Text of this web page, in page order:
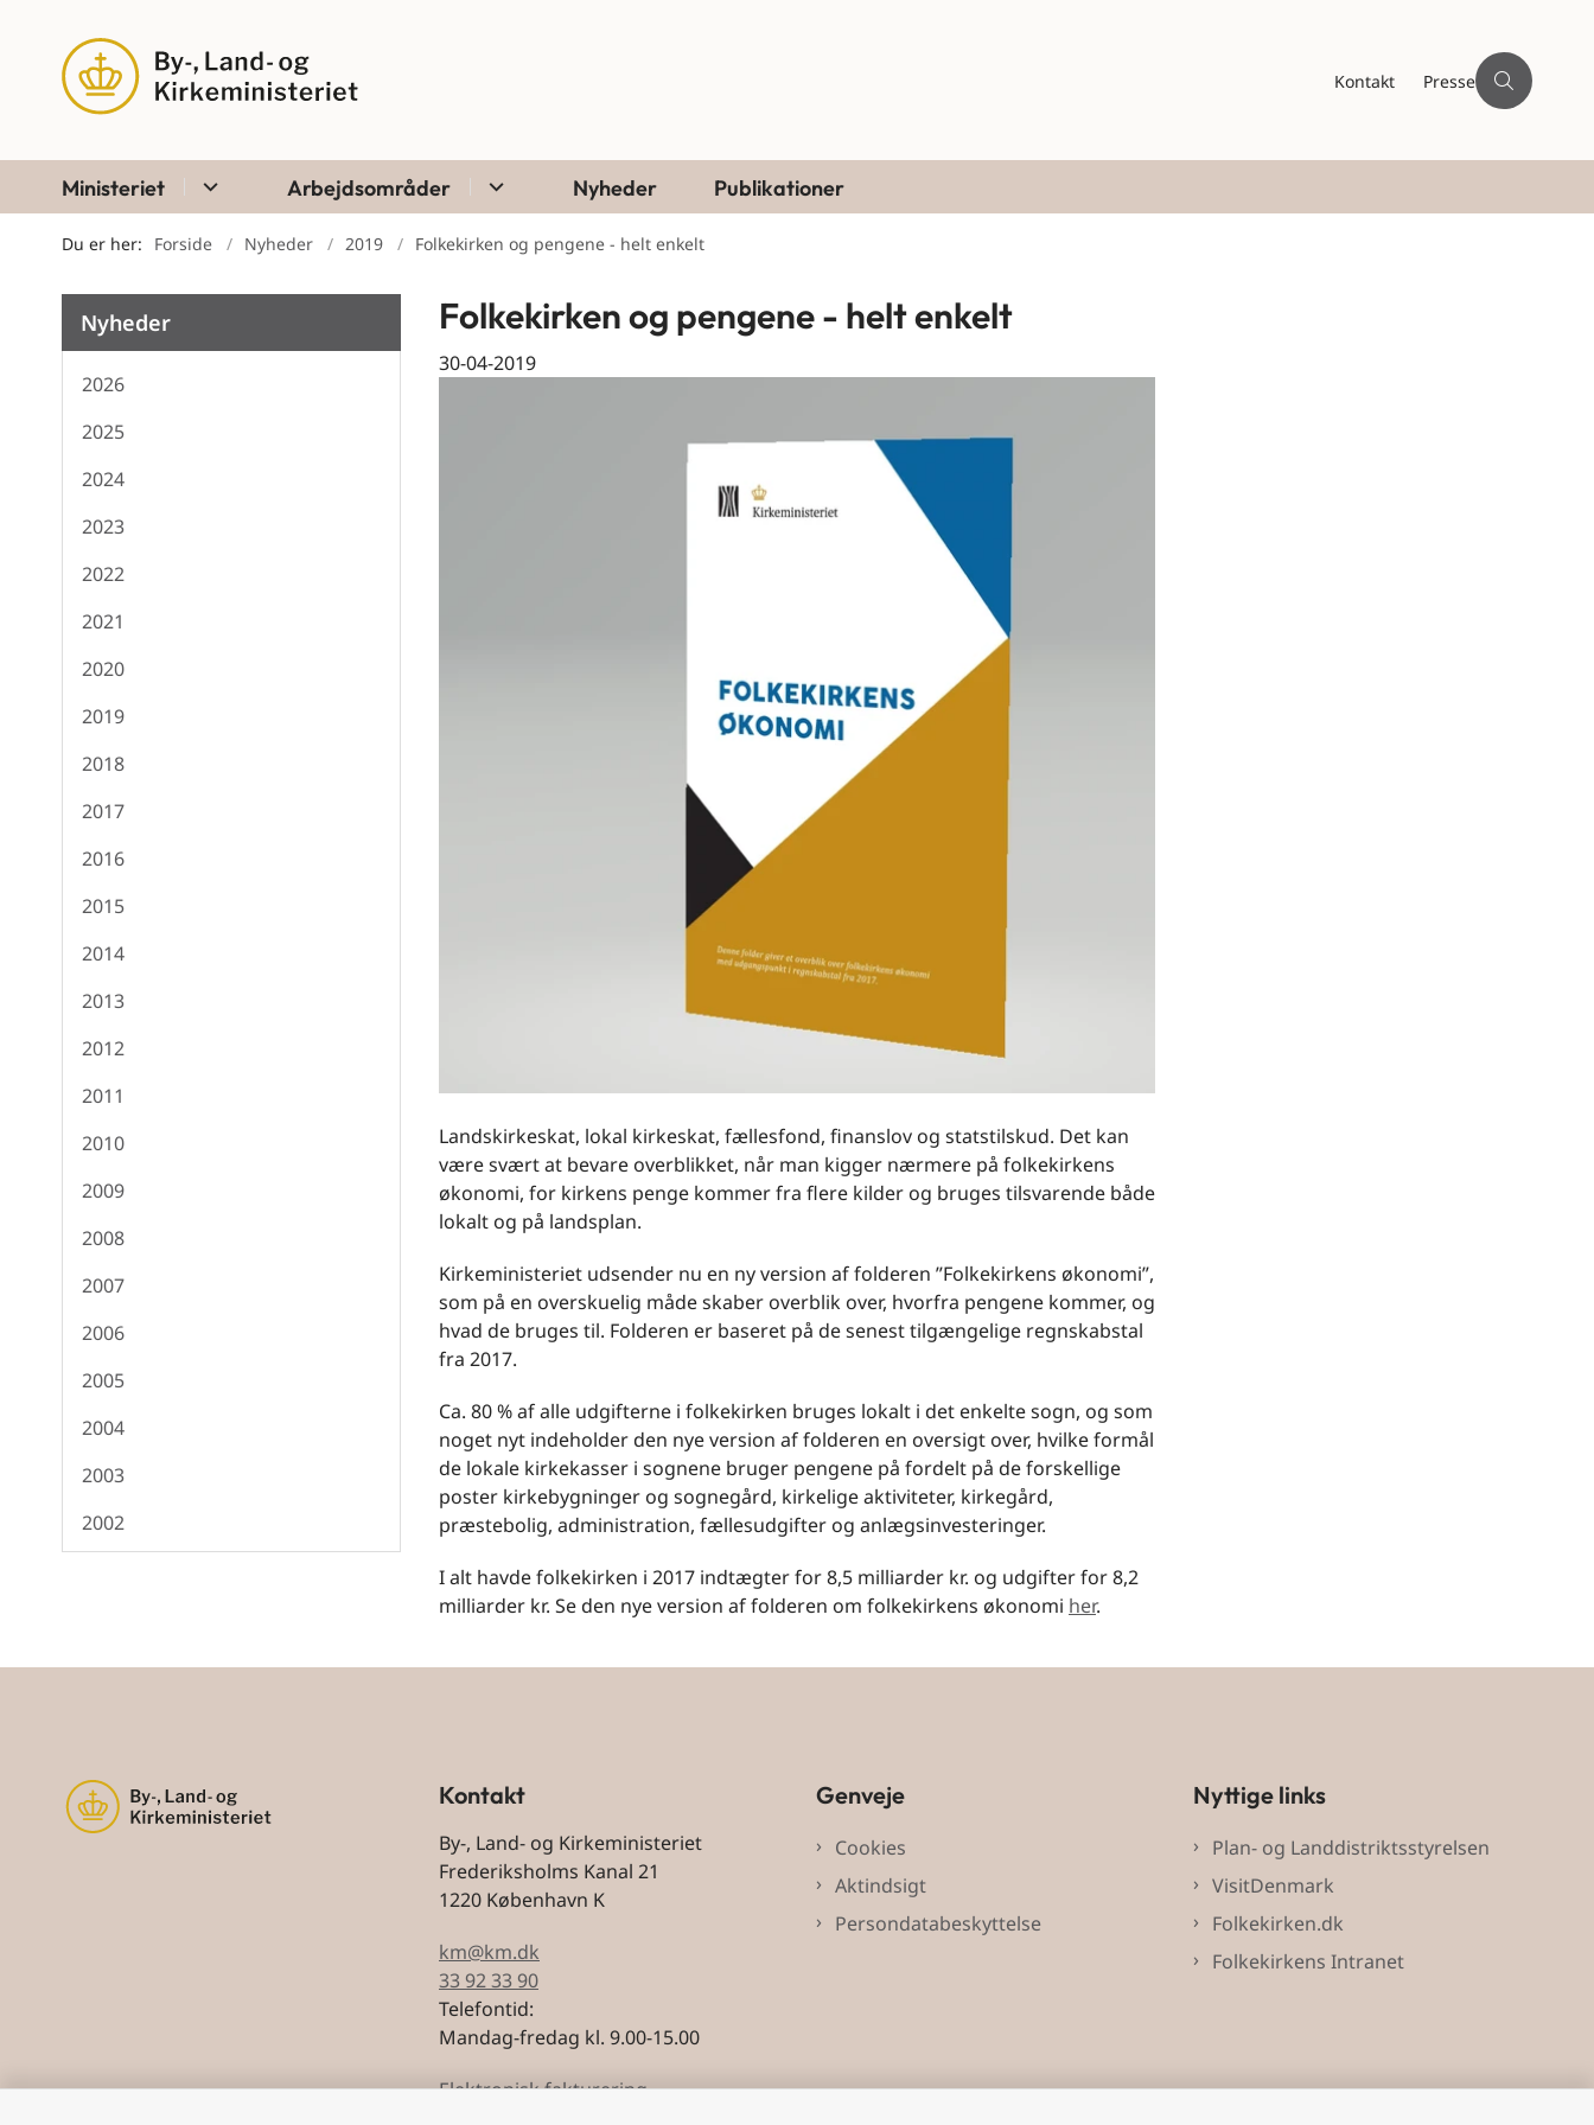
Kontakt Presse
Ministeriet Arbejdsområder Nyheder Publikationer
Du er her: Forside Nyheder 2019 Folkekirken og pengene - helt enkelt
Nyheder
2026
2025
2024
2023
2022
2021
2020
2019
2018
2017
2016
2015
2014
2013
2012
2011
2010
2009
2008
2007
2006
2005
2004
2003
2002
Folkekirken og pengene - helt enkelt
30-04-2019
Landskirkeskat, lokal kirkeskat, fællesfond, finanslov og statstilskud. Det kan
være svært at bevare overblikket, når man kigger nærmere på folkekirkens
økonomi, for kirkens penge kommer fra flere kilder og bruges tilsvarende både
lokalt og på landsplan.
Kirkeministeriet udsender nu en ny version af folderen ”Folkekirkens økonomi”,
som på en overskuelig måde skaber overblik over, hvorfra pengene kommer, og
hvad de bruges til. Folderen er baseret på de senest tilgængelige regnskabstal
fra 2017.
Ca. 80 % af alle udgifterne i folkekirken bruges lokalt i det enkelte sogn, og som
noget nyt indeholder den nye version af folderen en oversigt over, hvilke formål
de lokale kirkekasser i sognene bruger pengene på fordelt på de forskellige
poster kirkebygninger og sognegård, kirkelige aktiviteter, kirkegård,
præstebolig, administration, fællesudgifter og anlægsinvesteringer.
I alt havde folkekirken i 2017 indtægter for 8,5 milliarder kr. og udgifter for 8,2
milliarder kr. Se den nye version af folderen om folkekirkens økonomi her.
Kontakt
By-, Land- og Kirkeministeriet
Frederiksholms Kanal 21
1220 København K
km@km.dk
33 92 33 90
Telefontid:
Mandag-fredag kl. 9.00-15.00
Elektronisk fakturering
Genveje
Cookies
Aktindsigt
Persondatabeskyttelse
Nyttige links
Plan- og Landdistriktsstyrelsen
VisitDenmark
Folkekirken.dk
Folkekirkens Intranet